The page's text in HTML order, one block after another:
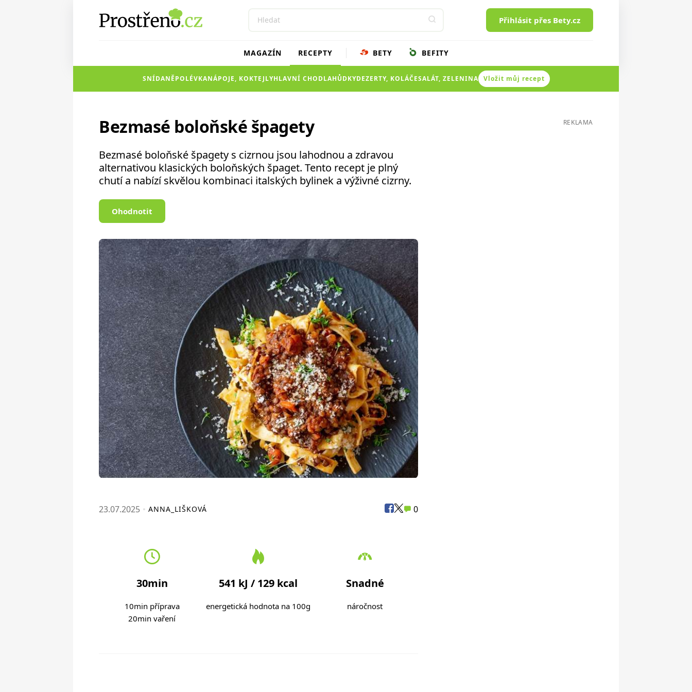
Přihlásit přes Bety.cz
MAGAZÍN RECEPTY BETY BEFITY
SNÍDANĚPOLÉVKANÁPOJE, KOKTEJLYHLAVNÍ CHODLAHŮDKYDEZERTY, KOLÁČESALÁT, ZELENINA Vložit můj recept
Bezmasé boloňské špagety
Bezmasé boloňské špagety s cizrnou jsou lahodnou a zdravou
alternativou klasických boloňských špaget. Tento recept je plný
chutí a nabízí skvělou kombinaci italských bylinek a výživné cizrny.
Ohodnotit
23.07.2025 ANNA_LIŠKOVÁ 0
30min
10min příprava
20min vaření
541 kJ / 129 kcal
energetická hodnota na 100g
Snadné
náročnost
REKLAMA